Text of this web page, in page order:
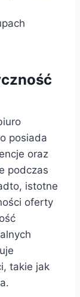
posiada
oraz
podczas
istotne
oferty
takie jak